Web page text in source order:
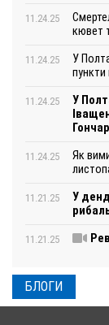
11.24.25
кювет
11.24.25
У
пункти
11.24.25
У
11.24.25
Як
11.21.25
У
11.21.25
БЛОГИ